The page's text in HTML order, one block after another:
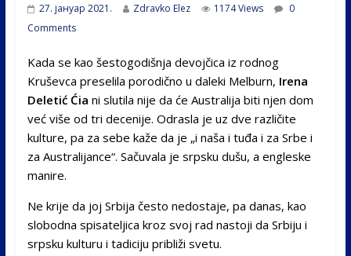
27. јануар 2021. Zdravko Elez 1174 Views
0
Comments
Kada se kao šestogodišnja devojčica iz rodnog
Kruševca preselila porodično u daleki Melburn, Irena
Deletić Ćia ni slutila nije da će Australija biti njen dom
već više od tri decenije. Odrasla je uz dve različite
kulture, pa za sebe kaže da je „i naša i tuđa i za Srbe i
za Australijance“. Sačuvala je srpsku dušu, a engleske
manire.
Ne krije da joj Srbija često nedostaje, pa danas, kao
slobodna spisateljica kroz svoj rad nastoji da Srbiju i
srpsku kulturu i tadiciju približi svetu.